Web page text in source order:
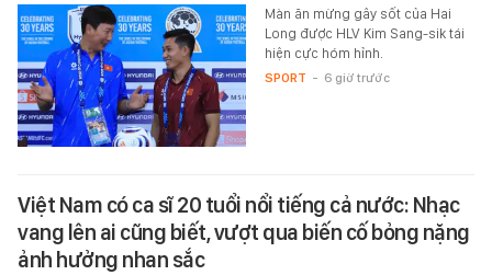
Màn ăn mừng gây sốt của Hai
Long được HLV Kim Sang-sik tái
hiện cực hóm hỉnh.
SPORT - 6 giờ trước
Việt Nam có ca sĩ 20 tuổi nổi tiếng cả nước: Nhạc
vang lên ai cũng biết, vượt qua biến cố bỏng nặng
ảnh hưởng nhan sắc